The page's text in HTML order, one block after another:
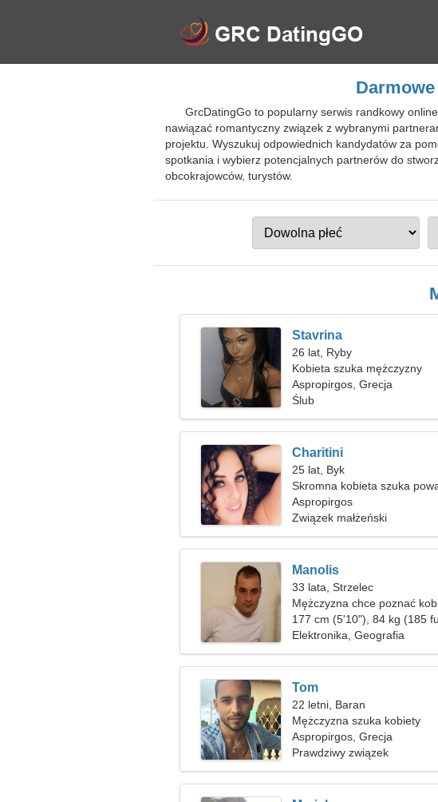
GrcDatingGo to popularny serwis randkowy
nawiązać romantyczny związek z wybranymi
projektu. Wyszukuj odpowiednich kandydatów za
spotkania i wybierz potencjalnych partnerów do
obcokrajowców, turystów.
Stavrina
26 lat, Ryby
Kobieta szuka mężczyzny
Aspropirgos, Grecja
Ślub
Charitini
25 lat, Byk
Skromna kobieta szuka
Aspropirgos
Związek małżeński
Manolis
33 lata, Strzelec
Mężczyzna chce poznać
177 cm (5'10"), 84 kg (185
Elektronika, Geografia
Tom
22 letni, Baran
Mężczyzna szuka kobiety
Aspropirgos, Grecja
Prawdziwy związek